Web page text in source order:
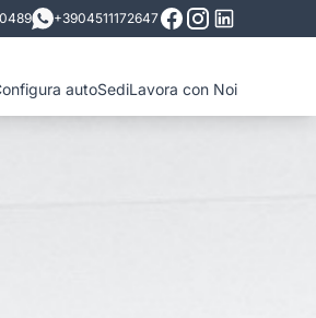
+3904511172647
autoSediLavora con Noi